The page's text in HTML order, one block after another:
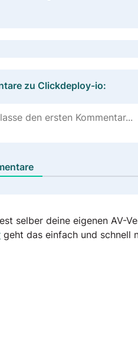
zu Clickdeploy-io:
selber deine eigenen AV-
geht das einfach und schnell